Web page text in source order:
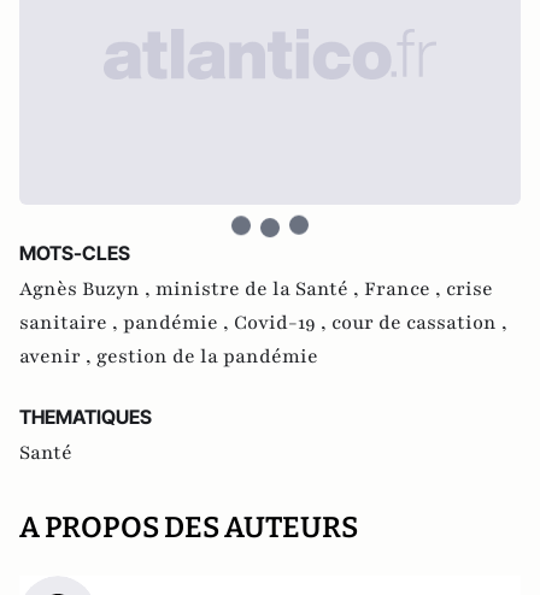
MOTS-CLES
Agnès Buzyn , ministre de la Santé , France , crise
sanitaire , pandémie , Covid-19 , cour de cassation ,
avenir , gestion de la pandémie
THEMATIQUES
Santé
A PROPOS DES AUTEURS